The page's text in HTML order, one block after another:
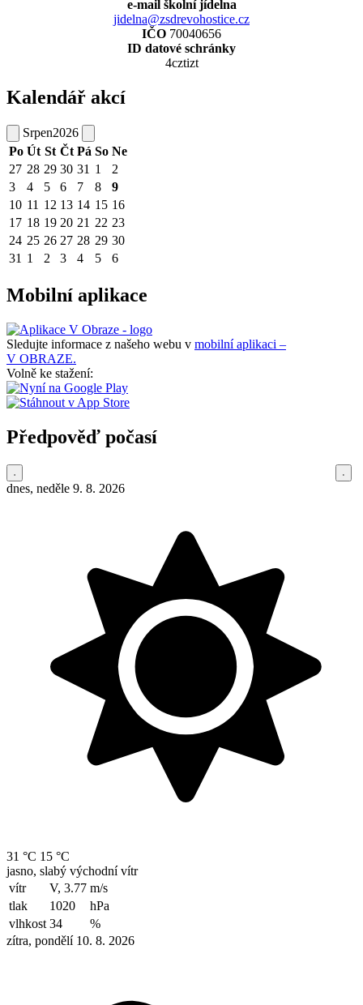
e-mail školní jídelna
jidelna@zsdrevohostice.cz
IČO 70040656
ID datové schránky
4cztizt
Kalendář akcí
Srpen2026
Po Út St Čt Pá So Ne
27 28 29 30 31 1
2
3
4 5 6 7 8
9
10 11 12 13 14 15 16
17 18 19 20 21 22 23
24 25 26 27 28 29 30
31 1 2 3 4 5 6
Mobilní aplikace
Sledujte informace z našeho webu v mobilní aplikaci –
V OBRAZE.
Volně ke stažení:
Předpověď počasí
dnes, neděle 9. 8. 2026
31 °C 15 °C
jasno, slabý východní vítr
vítr
V, 3.77 m/s
tlak
1020
hPa
vlhkost 34
%
zítra, pondělí 10. 8. 2026